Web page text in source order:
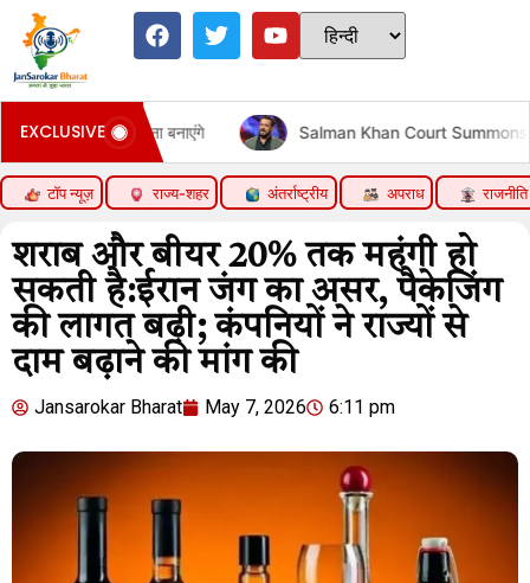
EXCLUSIVE
निशाना बनाएंगे Salman Khan Court Summons |
टॉप न्यूज़ राज्य-शहर अंतर्राष्ट्रीय अपराध राजनीति
शराब और बीयर 20% तक महंगी हो
सकती है:ईरान जंग का असर, पैकेजिंग
की लागत बढ़ी; कंपनियों ने राज्यों से
दाम बढ़ाने की मांग की
Jansarokar Bharat May 7, 2026 6:11 pm